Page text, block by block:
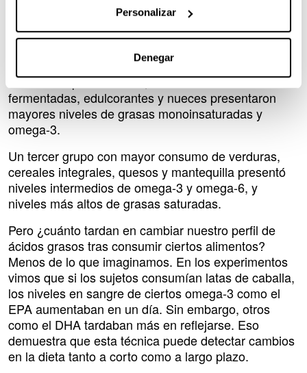
Personalizar
Denegar
de grasas omega-6 y menores niveles de grasas
omega-3. Eso es importante porque cuando el
omega-6 está descompensadamente elevado,
riesgo de fallecer aumenta. Por el contrario, quienes
consumían pescado azul, bebidas alcohólicas
fermentadas, edulcorantes y nueces presentaron
mayores niveles de grasas monoinsaturadas y
omega-3.
Un tercer grupo con mayor consumo de verduras,
cereales integrales, quesos y mantequilla presentó
niveles intermedios de omega-3 y omega-6, y
niveles más altos de grasas saturadas.
Pero ¿cuánto tardan en cambiar nuestro perfil de
ácidos grasos tras consumir ciertos alimentos?
Menos de lo que imaginamos. En los experimentos
vimos que si los sujetos consumían latas de caballa,
los niveles en sangre de ciertos omega-3 como el
EPA aumentaban en un día. Sin embargo, otros
como el DHA tardaban más en reflejarse. Eso
demuestra que esta técnica puede detectar cambios
en la dieta tanto a corto como a largo plazo.